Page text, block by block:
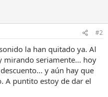
#2
la han quitado ya. Al
mirando seriamente... hoy
y aún hay que
A puntito estoy de dar el